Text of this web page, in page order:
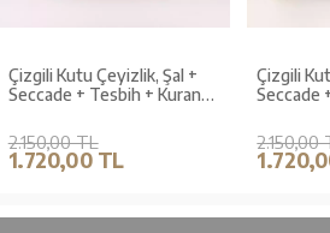
Çizgili Kutu Çeyizlik, Şal +
Seccade + Tesbih + Kuran
Gri, Elif-Vav)
2.150,00 TL
1.720,00 TL
Çizgili
Seccade
Yeşil, Elif-
2.150,00